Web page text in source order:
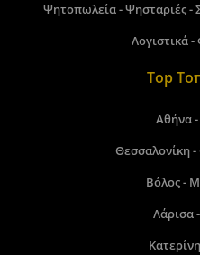
Ψητοπωλεία - Ψησταριές -
Λογιστικά
Top
Αθήνα
Θεσσαλονίκη
Βόλος -
Λάρισα